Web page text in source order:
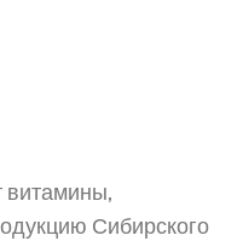
витамины,
Сибирского